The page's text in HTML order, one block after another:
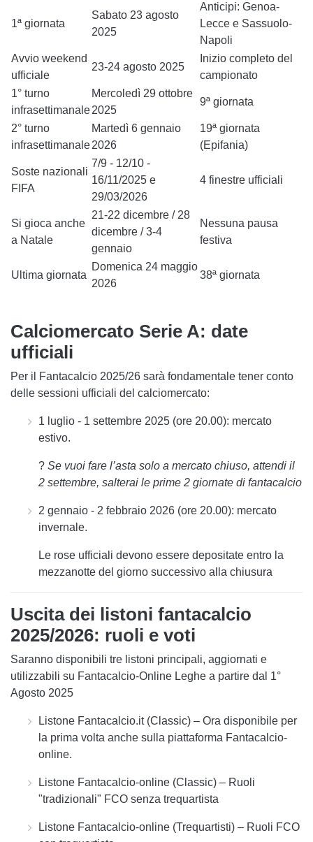
1ª giornata
Sabato 23 agosto
2025
Anticipi: Genoa-
Lecce e Sassuolo-
Napoli
Avvio weekend
ufficiale
23-24 agosto 2025
Inizio completo del
campionato
1° turno
infrasettimanale
Mercoledì 29 ottobre
2025
9ª giornata
2° turno
infrasettimanale
Martedì 6 gennaio
2026
19ª giornata
(Epifania)
Soste nazionali
FIFA
7/9 - 12/10 -
16/11/2025 e
29/03/2026
4 finestre ufficiali
Si gioca anche
a Natale
21-22 dicembre / 28
dicembre / 3-4
gennaio
Nessuna pausa
festiva
Ultima giornata
Domenica 24 maggio
2026
38ª giornata
Calciomercato Serie A: date
ufficiali
Per il Fantacalcio 2025/26 sarà fondamentale tener conto
delle sessioni ufficiali del calciomercato:
1 luglio - 1 settembre 2025 (ore 20.00): mercato
estivo.
? Se vuoi fare l’asta solo a mercato chiuso, attendi il
2 settembre, salterai le prime 2 giornate di fantacalcio
2 gennaio - 2 febbraio 2026 (ore 20.00): mercato
invernale.
Le rose ufficiali devono essere depositate entro la
mezzanotte del giorno successivo alla chiusura
Uscita dei listoni fantacalcio
2025/2026: ruoli e voti
Saranno disponibili tre listoni principali, aggiornati e
utilizzabili su Fantacalcio-Online Leghe a partire dal 1°
Agosto 2025
Listone Fantacalcio.it (Classic) – Ora disponibile per
la prima volta anche sulla piattaforma Fantacalcio-
online.
Listone Fantacalcio-online (Classic) – Ruoli
"tradizionali" FCO senza trequartista
Listone Fantacalcio-online (Trequartisti) – Ruoli FCO